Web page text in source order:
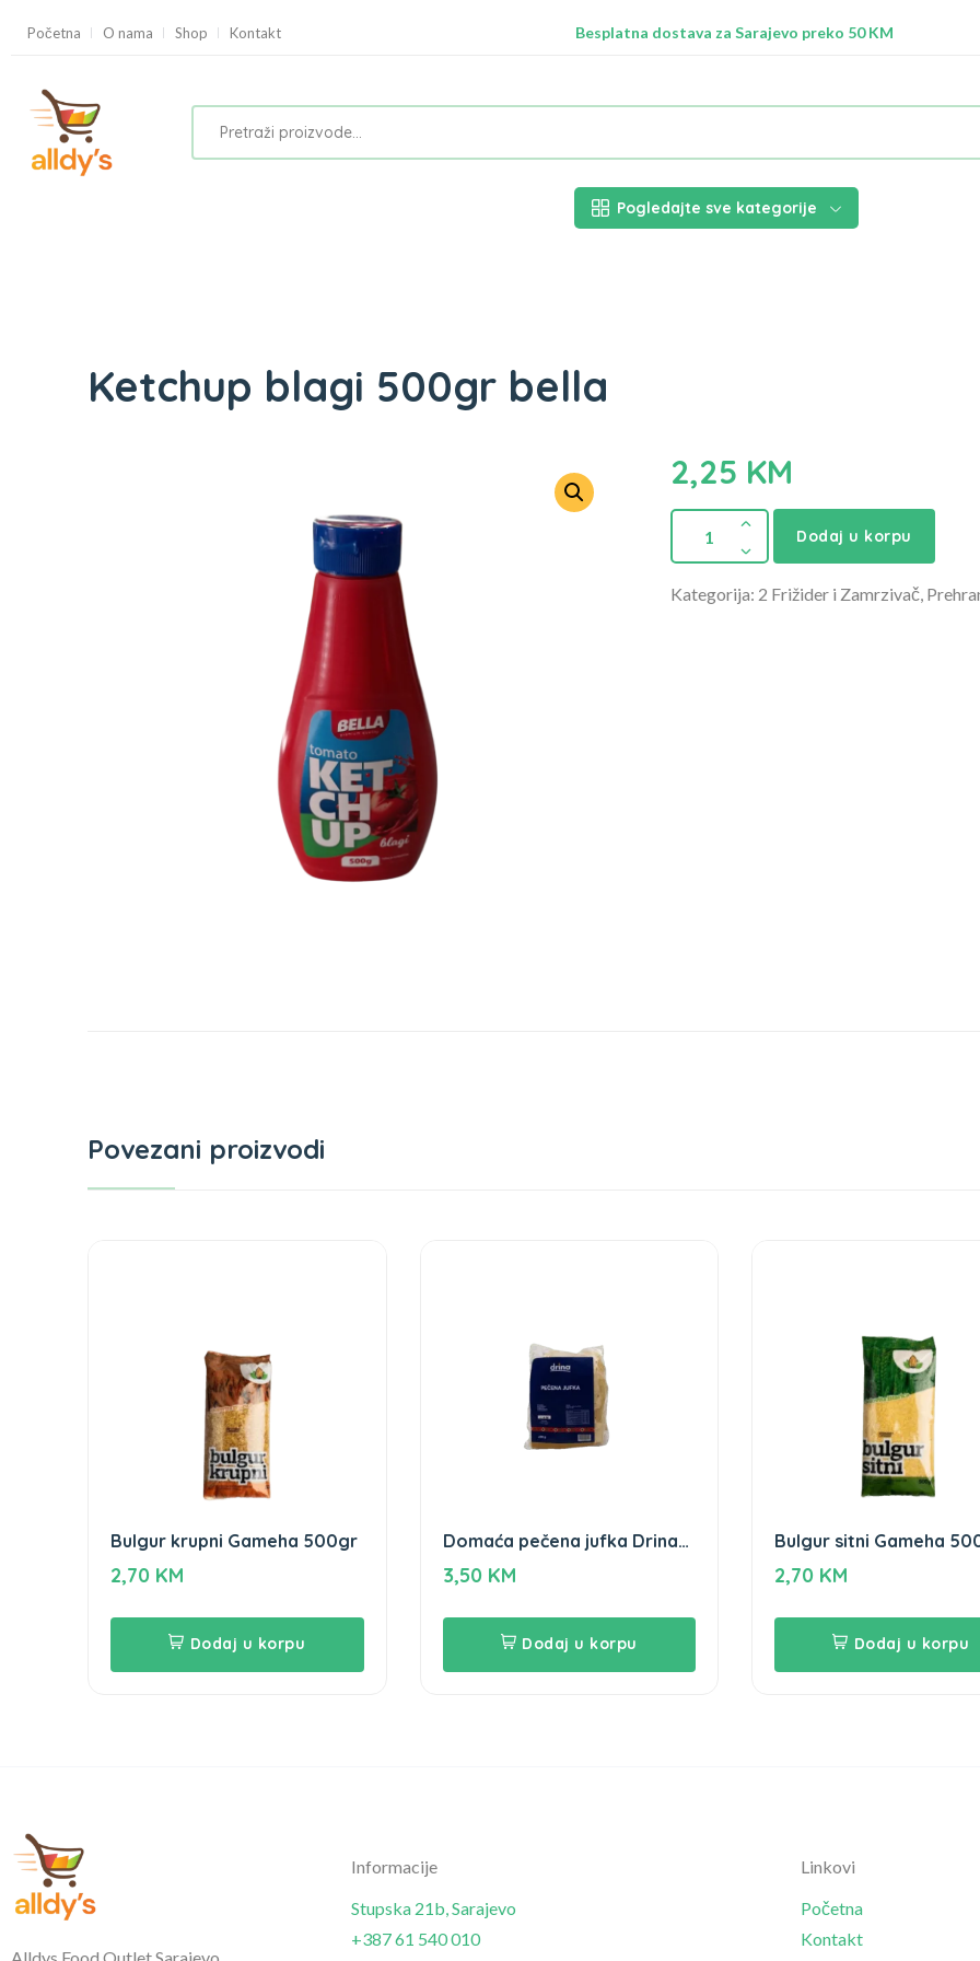
Početna O nama Shop Kontakt
Besplatna dostava za Sarajevo preko 50 KM
Pogledajte sve kategorije
Ketchup blagi 500gr bella
2,25 KM
Dodaj u korpu
Kategorija: 2 Frižider i Zamrzivač,
Povezani proizvodi
Bulgur krupni Gameha 500gr
2,70 KM
Dodaj u korpu
Domaća pečena jufka Drina
400gr
3,50 KM
Dodaj u korpu
Bulgur sitni Gameha
2,70 KM
Dodaj u korpu
Informacije
Stupska 21b, Sarajevo
+387 61 540 010
Linkovi
Početna
Kontakt